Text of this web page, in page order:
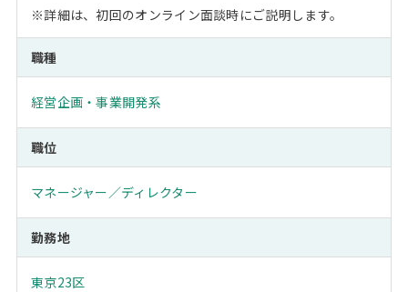
※詳細は、初回のオンライン面談時にご説明します。
職種
経営企画・事業開発系
職位
マネージャー／ディレクター
勤務地
東京23区